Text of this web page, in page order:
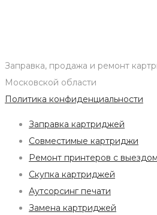
Заправка, продажа и ремонт
Московской области
Политика конфиденциальности
Заправка картриджей
Совместимые картриджи
Ремонт принтеров с выездом
Скупка картриджей
Аутсорсинг печати
Замена картриджей